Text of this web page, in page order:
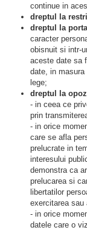
continue in
dreptul la
dreptul la
caracter
obisnuit si intr-
aceste date sa
date, in
lege;
dreptul la
- in ceea ce
prin
- in orice
care se afla
prelucrate in
interesului
demonstra ca
prelucarea si
libertatilor
exercitarea sau
- in orice
datele care o